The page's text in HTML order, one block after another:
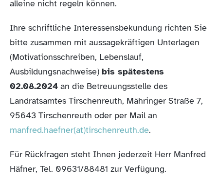
alleine nicht regeln können.
Ihre schriftliche Interessensbekundung richten Sie
bitte zusammen mit aussagekräftigen Unterlagen
(Motivationsschreiben, Lebenslauf,
Ausbildungsnachweise) bis spätestens
02.08.2024 an die Betreuungsstelle des
Landratsamtes Tirschenreuth, Mähringer Straße 7,
95643 Tirschenreuth oder per Mail an
manfred.haefner(at)tirschenreuth.de.
Für Rückfragen steht Ihnen jederzeit Herr Manfred
Häfner, Tel. 09631/88481 zur Verfügung.